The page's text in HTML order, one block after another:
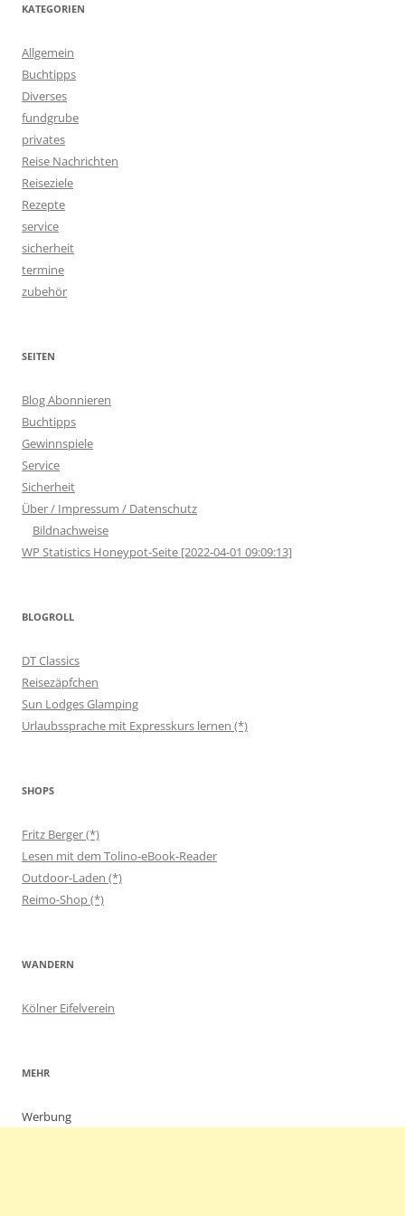
KATEGORIEN
Allgemein
Buchtipps
Diverses
fundgrube
privates
Reise Nachrichten
Reiseziele
Rezepte
service
sicherheit
termine
zubehör
SEITEN
Blog Abonnieren
Buchtipps
Gewinnspiele
Service
Sicherheit
Über / Impressum / Datenschutz
Bildnachweise
WP Statistics Honeypot-Seite [2022-04-01 09:09:13]
BLOGROLL
DT Classics
Reisezäpfchen
Sun Lodges Glamping
Urlaubssprache mit Expresskurs lernen (*)
SHOPS
Fritz Berger (*)
Lesen mit dem Tolino-eBook-Reader
Outdoor-Laden (*)
Reimo-Shop (*)
WANDERN
Kölner Eifelverein
MEHR
Werbung